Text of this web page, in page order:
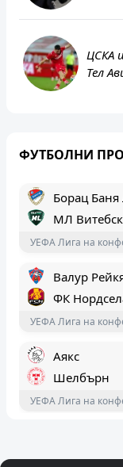
ЦСКА
Тел
ФУТБОЛНИ
УЕФА Лига Европа,
Борац Баня
МЛ Витебск
УЕФА Лига на
Валур
ФК
УЕФА Лига на
Аякс
Шелбърн
УЕФА Лига на
Дунайска